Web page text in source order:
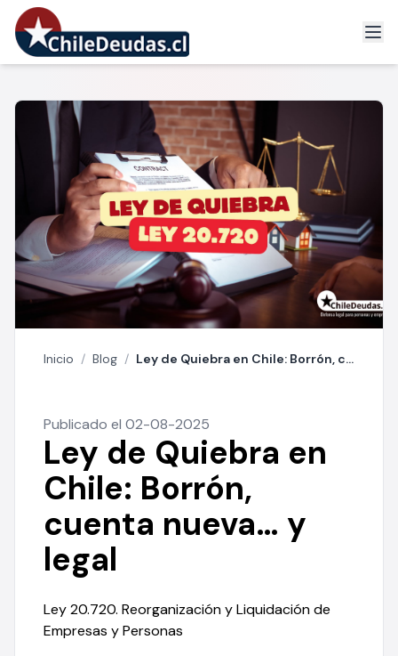
Inicio / Blog / Ley de Quiebra en Chile: Borrón, cuenta nueva… y legal
Publicado el 02-08-2025
Ley de Quiebra en
Chile: Borrón,
cuenta nueva… y
legal
Ley 20.720. Reorganización y Liquidación de
Empresas y Personas